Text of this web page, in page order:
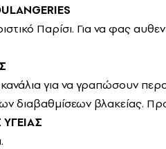
Παρίσι. Για να φας
για να γραπώσουν
διαβαθμίσεων βλακείας.